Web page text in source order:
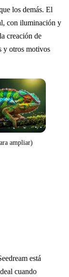
los demás. El
con iluminación y
creación de
y otros motivos
ampliar)
está
cuando